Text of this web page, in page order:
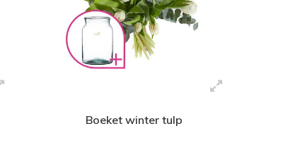
Boeket winter tulp